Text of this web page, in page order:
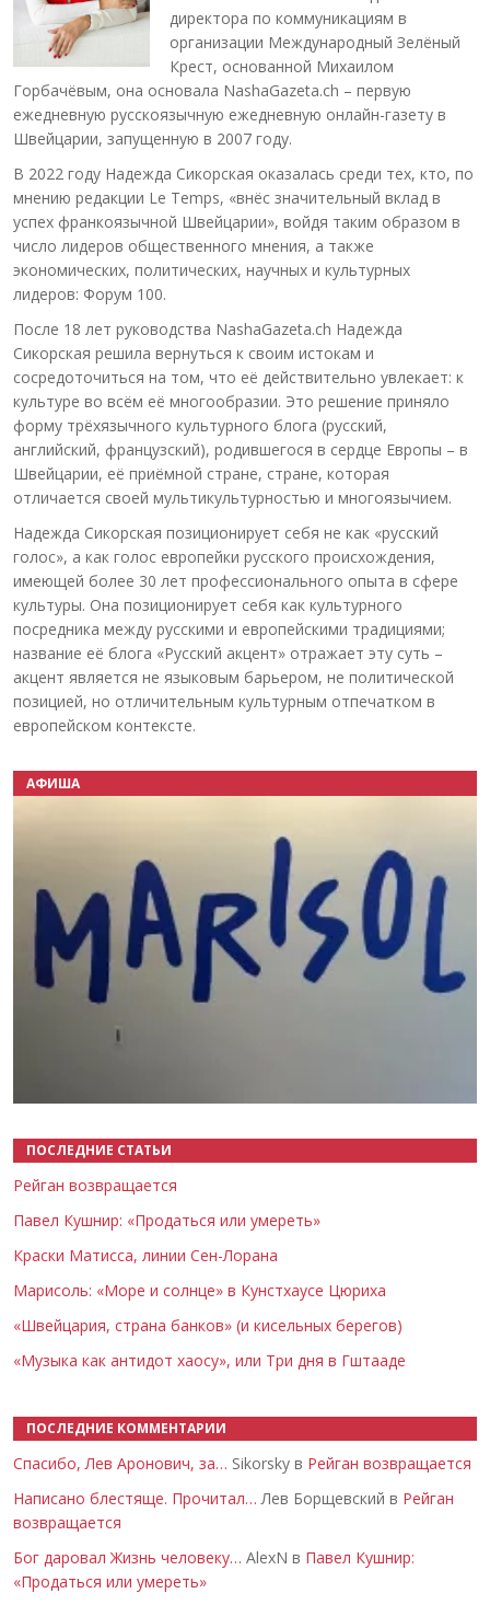
директора по коммуникациям в
организации Международный Зелёный
Крест, основанной Михаилом
Горбачёвым, она основала NashaGazeta.ch – первую
ежедневную русскоязычную ежедневную онлайн-газету в
Швейцарии, запущенную в 2007 году.
В 2022 году Надежда Сикорская оказалась среди тех, кто, по
мнению редакции Le Temps, «внёс значительный вклад в
успех франкоязычной Швейцарии», войдя таким образом в
число лидеров общественного мнения, а также
экономических, политических, научных и культурных
лидеров: Форум 100.
После 18 лет руководства NashaGazeta.ch Надежда
Сикорская решила вернуться к своим истокам и
сосредоточиться на том, что её действительно увлекает: к
культуре во всём её многообразии. Это решение приняло
форму трёхязычного культурного блога (русский,
английский, французский), родившегося в сердце Европы – в
Швейцарии, её приёмной стране, стране, которая
отличается своей мультикультурностью и многоязычием.
Надежда Сикорская позиционирует себя не как «русский
голос», а как голос европейки русского происхождения,
имеющей более 30 лет профессионального опыта в сфере
культуры. Она позиционирует себя как культурного
посредника между русскими и европейскими традициями;
название её блога «Русский акцент» отражает эту суть –
акцент является не языковым барьером, не политической
позицией, но отличительным культурным отпечатком в
европейском контексте.
АФИША
ПОСЛЕДНИЕ СТАТЬИ
Рейган возвращается
Павел Кушнир: «Продаться или умереть»
Краски Матисса, линии Сен-Лорана
Марисоль: «Море и солнце» в Кунстхаусе Цюриха
«Швейцария, страна банков» (и кисельных берегов)
«Музыка как антидот хаосу», или Три дня в Гштааде
ПОСЛЕДНИЕ КОММЕНТАРИИ
Спасибо, Лев Аронович, за… Sikorsky в Рейган возвращается
Написано блестяще. Прочитал… Лев Борщевский в Рейган
возвращается
Бог даровал Жизнь человеку… AlexN в Павел Кушнир:
«Продаться или умереть»